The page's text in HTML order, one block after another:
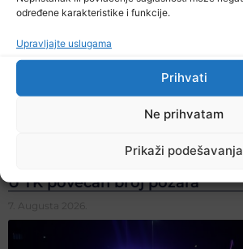
određene karakteristike i funkcije.
Upravljajte uslugama
Prihvati
Ne prihvatam
Prikaži podešavanja
U TK povećan broj požara
7. Augusta 2026.